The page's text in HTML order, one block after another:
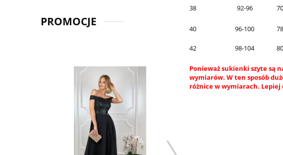
PROMOCJE
38 92-96
40 96-100
42 98-104
Ponieważ sukienki szyte są
wymiarów. W ten sposób
różnice w wymiarach.